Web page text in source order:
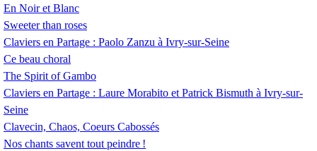
En Noir et Blanc
Sweeter than roses
Claviers en Partage : Paolo Zanzu à Ivry-sur-Seine
Ce beau choral
The Spirit of Gambo
Claviers en Partage : Laure Morabito et Patrick Bismuth à Ivry-sur-
Seine
Clavecin, Chaos, Coeurs Cabossés
Nos chants savent tout peindre !